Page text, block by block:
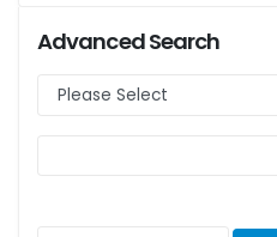
Advanced Search